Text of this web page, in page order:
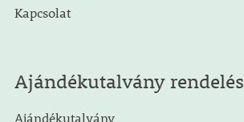
Kapcsolat
Ajándékutalvány rendelés
Ajándékutalvány